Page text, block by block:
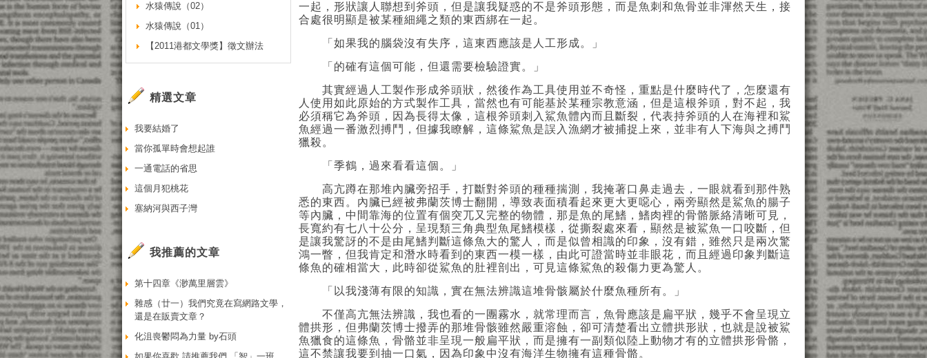
一起，形狀讓人聯想到斧頭，但是讓我疑惑的不是斧頭形態，而是魚刺和魚骨並非渾然天生，接
合處很明顯是被某種細繩之類的東西綁在一起。
「如果我的腦袋沒有失序，這東西應該是人工形成。」
「的確有這個可能，但還需要檢驗證實。」
其實經過人工製作形成斧頭狀，然後作為工具使用並不奇怪，重點是什麼時代了，怎麼還有
人使用如此原始的方式製作工具，當然也有可能基於某種宗教意涵，但是這根斧頭，對不起，我
必須稱它為斧頭，因為長得太像，這根斧頭刺入鯊魚體內而且斷裂，代表持斧頭的人在海裡和鯊
魚經過一番激烈搏鬥，但據我瞭解，這條鯊魚是誤入漁網才被捕捉上來，並非有人下海與之搏鬥
獵殺。
「季鶴，過來看看這個。」
高亢蹲在那堆內臟旁招手，打斷對斧頭的種種揣測，我掩著口鼻走過去，一眼就看到那件熟
悉的東西。內臟已經被弗蘭茨博士翻開，導致表面積看起來更大更噁心，兩旁顯然是鯊魚的腸子
等內臟，中間靠海的位置有個突兀又完整的物體，那是魚的尾鰭，鰭肉裡的骨骼脈絡清晰可見，
長寬約有七八十公分，呈現類三角典型魚尾鰭模樣，從撕裂處來看，顯然是被鯊魚一口咬斷，但
是讓我驚訝的不是由尾鰭判斷這條魚大的驚人，而是似曾相識的印象，沒有錯，雖然只是兩次驚
鴻一瞥，但我肯定和潛水時看到的東西一模一樣，由此可證當時並非眼花，而且經過印象判斷這
條魚的確相當大，此時卻從鯊魚的肚裡剖出，可見這條鯊魚的殺傷力更為驚人。
「以我淺薄有限的知識，實在無法辨識這堆骨骸屬於什麼魚種所有。」
不僅高亢無法辨識，我也看的一團霧水，就常理而言，魚骨應該是扁平狀，幾乎不會呈現立
體拱形，但弗蘭茨博士撥弄的那堆骨骸雖然嚴重溶蝕，卻可清楚看出立體拱形狀，也就是說被鯊
魚獵食的這條魚，骨骼並非呈現一般扁平狀，而是擁有一副類似陸上動物才有的立體拱形骨骼，
這不禁讓我要到抽一口氣，因為印象中沒有海洋生物擁有這種骨骼。
水猿傳說（02）
水猿傳說（01）
【2011港都文學獎】徵文辦法
精選文章
我要結婚了
當你孤單時會想起誰
一通電話的省思
這個月犯桃花
塞納河與西子灣
我推薦的文章
第十四章《渺萬里層雲》
雜感（廿一）我們究竟在寫網路文學，
還是在販賣文章？
化沮喪鬱悶為力量 by石頭